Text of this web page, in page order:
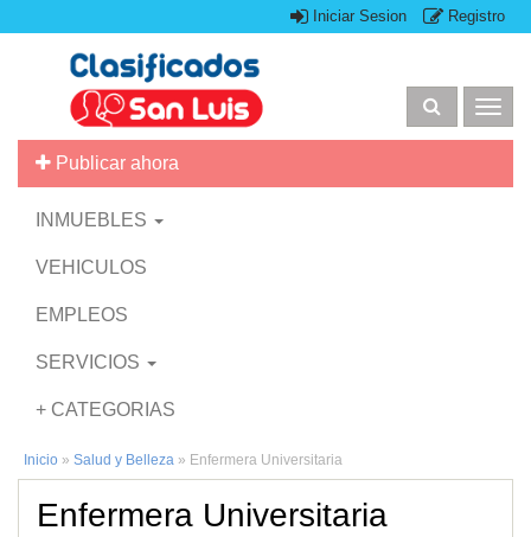
Iniciar Sesion Registro
Publicar ahora
INMUEBLES
VEHICULOS
EMPLEOS
SERVICIOS
+ CATEGORIAS
Inicio » Salud y Belleza » Enfermera Universitaria
Enfermera Universitaria